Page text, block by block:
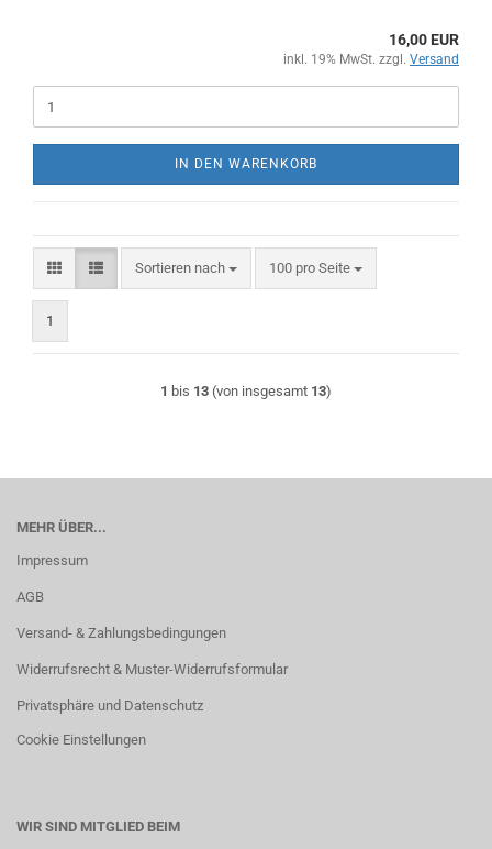
16,00 EUR
inkl. 19% MwSt. zzgl. Versand
IN DEN WARENKORB
Sortieren nach
Sortieren nach 100 pro Seite
pro Seite
1
1 bis 13 (von insgesamt 13)
MEHR ÜBER...
Impressum
AGB
Versand- & Zahlungsbedingungen
Widerrufsrecht & Muster-Widerrufsformular
Privatsphäre und Datenschutz
Cookie Einstellungen
WIR SIND MITGLIED BEIM